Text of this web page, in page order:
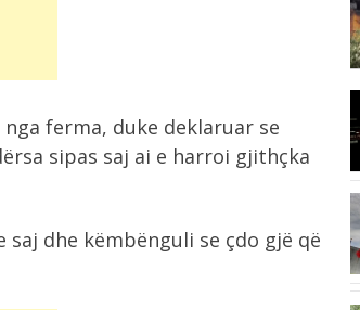
ferma, duke deklaruar se
sipas saj ai e harroi gjithçka
dhe këmbënguli se çdo gjë që
Konsumi i ulët i sheqerit për fëmijët...
I nxehti ekstrem, Italia zgjat oraret
e...
Ukraina godet rafineri ruse me dronë,